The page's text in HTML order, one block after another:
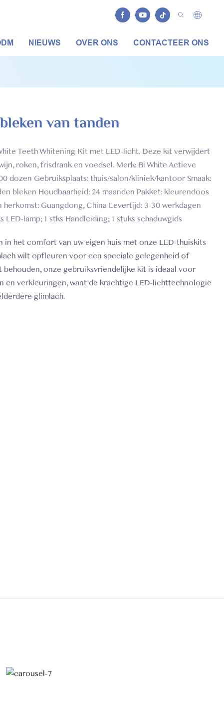
NIEUWS OVER ONS CONTACTEER ONS
van tanden
Teeth Whitening Kit met LED-licht. Deze kit verwijdert
roken, frisdrank en voedsel. Merk: Bi White Actieve
dozen Gebruiksplaats: thuis/salon/kliniek/kantoor Smaak:
bleken Houdbaarheid: 24 maanden Pakket: kleurendoos
Guangdong, China Levertijd: 3-30 werkdagen
lamp; 1 stks Handleiding; 1 stuks schaduwgids
het comfort van uw eigen huis met onze LED-thuiskits
wilt opfleuren voor een speciale gelegenheid of
onze gebruiksvriendelijke kit is ideaal voor
en verkleuringen, want de krachtige LED-lichttechnologie
glimlach.